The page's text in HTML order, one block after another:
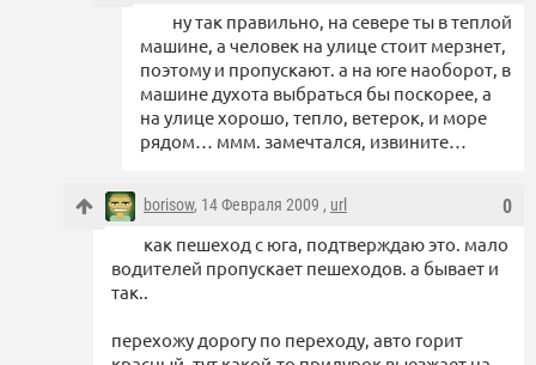
ну так правильно, на севере ты в теплой
машине, а человек на улице стоит мерзнет,
поэтому и пропускают. а на юге наоборот, в
машине духота выбраться бы поскорее, а
на улице хорошо, тепло, ветерок, и море
рядом… ммм. замечтался, извините…
0
borisow, 14 Февраля 2009 , url
как пешеход с юга, подтверждаю это. мало
водителей пропускает пешеходов. а бывает и
так..
перехожу дорогу по переходу, авто горит